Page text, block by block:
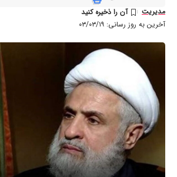
آخرین به روز رسانی: ۰۳/۰۳/۱۹
مدیریت